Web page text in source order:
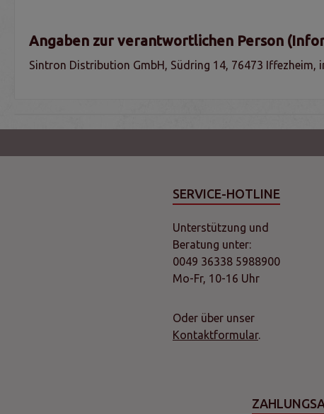
Angaben zur verantwortlichen Person
Sintron Distribution GmbH, Südring 14, 76473 Iffezheim,
SERVICE-HOTLINE
Unterstützung und
Beratung unter:
0049 36338 5988900
Mo-Fr, 10-16 Uhr
Oder über unser
Kontaktformular.